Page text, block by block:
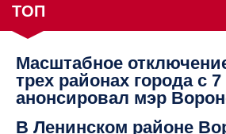
ТОП
Масштабное
трех районах города с 7
анонсировал мэр
В Ленинском районе